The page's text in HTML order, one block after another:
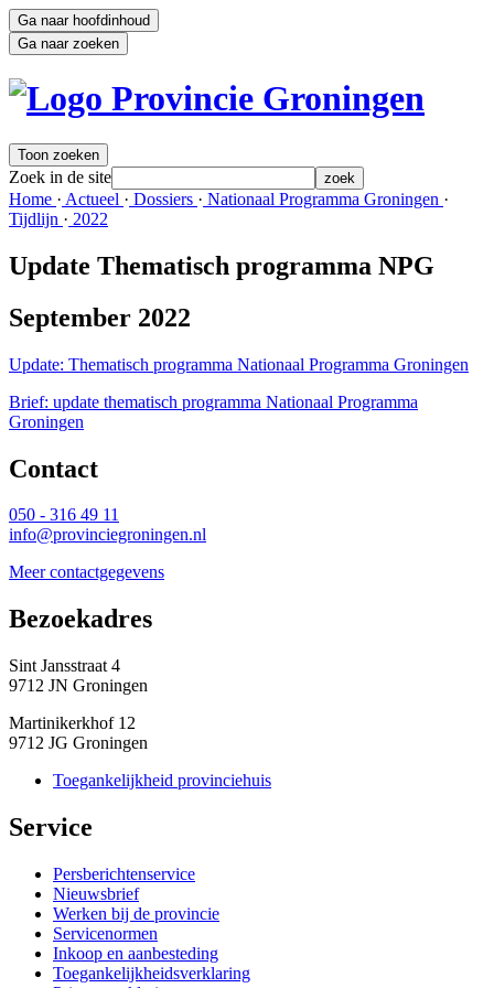
Ga naar hoofdinhoud
Ga naar zoeken
Toon zoeken
Zoek in de site zoek
Home · Actueel · Dossiers · Nationaal Programma Groningen ·
Tijdlijn · 2022
Update Thematisch programma NPG
September 2022
Update: Thematisch programma Nationaal Programma Groningen
Brief: update thematisch programma Nationaal Programma
Groningen
Contact
050 - 316 49 11
info@provinciegroningen.nl
Meer contactgegevens
Bezoekadres
Sint Jansstraat 4
9712 JN Groningen
Martinikerkhof 12
9712 JG Groningen
Toegankelijkheid provinciehuis
Service
Persberichtenservice
Nieuwsbrief
Werken bij de provincie
Servicenormen
Inkoop en aanbesteding
Toegankelijkheidsverklaring